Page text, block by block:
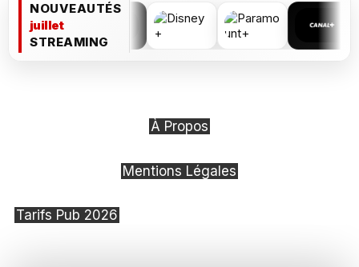
NOUVEAUTÉS
juillet
STREAMING
À Propos
Mentions Légales
Tarifs Pub 2026